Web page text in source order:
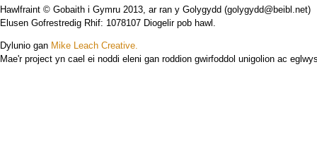
Hawlfraint © Gobaith i Gymru 2013, ar ran y Golygydd (golygydd@beibl.net)
Elusen Gofrestredig Rhif: 1078107 Diogelir pob hawl.
Dylunio gan Mike Leach Creative.
Mae'r project yn cael ei noddi eleni gan roddion gwirfoddol unigolion ac